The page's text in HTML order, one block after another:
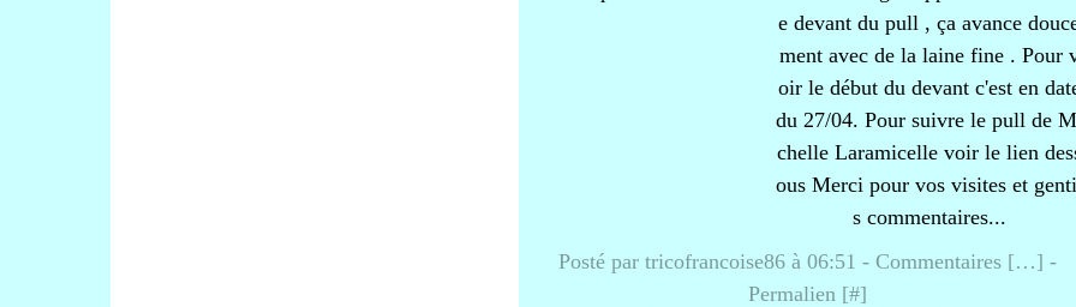
e devant du pull , ça avance
ment avec de la laine fine . Pour
oir le début du devant c'est en
du 27/04. Pour suivre le pull de
chelle Laramicelle voir le lien
ous Merci pour vos visites et
s commentaires...
Posté par tricofrancoise86 à 06:51 - Commentaires […] -
Permalien [#]